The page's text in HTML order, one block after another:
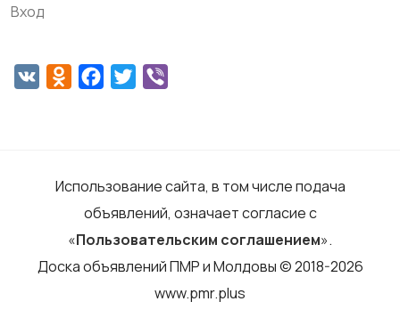
Вход
VK Odnoklassniki
Facebook
Twitter
Использование сайта, в том числе подача
объявлений, означает согласие с
«Пользовательским соглашением».
Доска объявлений ПМР и Молдовы © 2018-2026
www.pmr.plus